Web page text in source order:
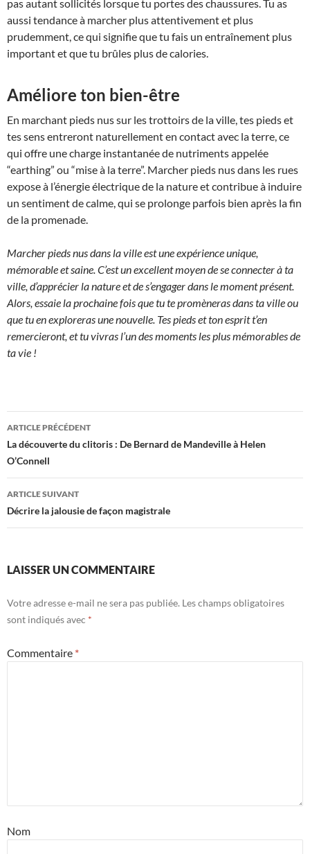
pas autant sollicités lorsque tu portes des chaussures. Tu as
aussi tendance à marcher plus attentivement et plus
prudemment, ce qui signifie que tu fais un entraînement plus
important et que tu brûles plus de calories.
Améliore ton bien-être
En marchant pieds nus sur les trottoirs de la ville, tes pieds et
tes sens entreront naturellement en contact avec la terre, ce
qui offre une charge instantanée de nutriments appelée
“earthing” ou “mise à la terre”. Marcher pieds nus dans les rues
expose à l’énergie électrique de la nature et contribue à induire
un sentiment de calme, qui se prolonge parfois bien après la fin
de la promenade.
Marcher pieds nus dans la ville est une expérience unique,
mémorable et saine. C’est un excellent moyen de se connecter à ta
ville, d’apprécier la nature et de s’engager dans le moment présent.
Alors, essaie la prochaine fois que tu te promèneras dans ta ville ou
que tu en exploreras une nouvelle. Tes pieds et ton esprit t’en
remercieront, et tu vivras l’un des moments les plus mémorables de
ta vie !
Navigation
des
articles
ARTICLE PRÉCÉDENT
La découverte du clitoris : De Bernard de Mandeville à Helen
O’Connell
ARTICLE SUIVANT
Décrire la jalousie de façon magistrale
LAISSER UN COMMENTAIRE
Votre adresse e-mail ne sera pas publiée. Les champs obligatoires
sont indiqués avec *
Commentaire *
Nom